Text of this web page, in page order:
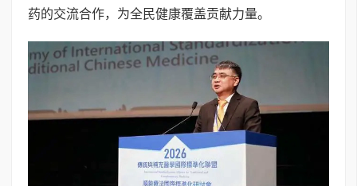
药的交流合作，为全民健康覆盖贡献力量。